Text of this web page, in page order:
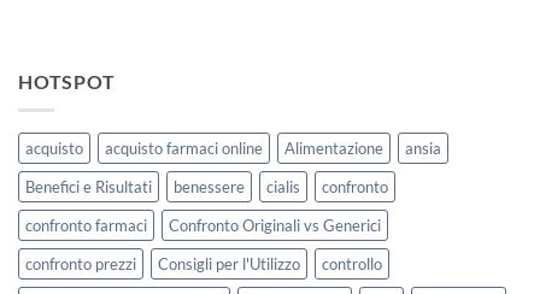
HOTSPOT
acquisto acquisto farmaci online Alimentazione
ansia
Benefici e Risultati
benessere cialis
confronto
confronto farmaci
Confronto Originali vs Generici
confronto prezzi
Consigli per l'Utilizzo
controllo